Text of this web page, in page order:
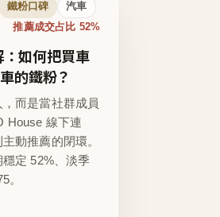
鐵粉口碑 汽車
推薦成交占比 52%
如何把買車
的鐵粉？
而是當社群成員
House 線下連
動推薦的閉環。
定 52%、淡季
。